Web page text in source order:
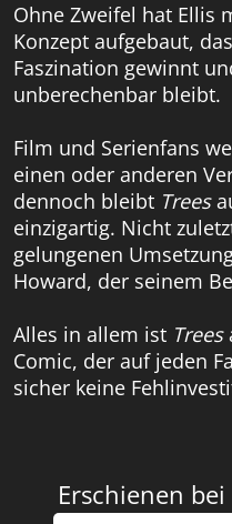
Ohne Zweifel hat Ellis
Konzept aufgebaut,
Faszination gewinnt
unberechenbar bleibt.
Film und Serienfans
einen oder anderen
dennoch bleibt Trees
einzigartig. Nicht
gelungenen
Howard, der seinem
Alles in allem ist Trees
Comic, der auf jeden
sicher keine
Erschienen